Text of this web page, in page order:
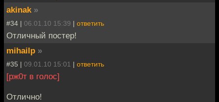
akinak »
#34 | 06.01.10 15:39 | ответить
Отличный постер!
mihailp »
#35 | 09.01.10 15:01 | ответить
[рж0т в голос]
Отлично!